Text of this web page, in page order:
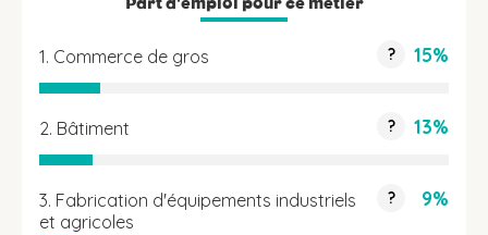
1. Commerce de gros ? 15%
2. Bâtiment ? 13%
3. Fabrication d'équipements industriels
et agricoles
? 9%